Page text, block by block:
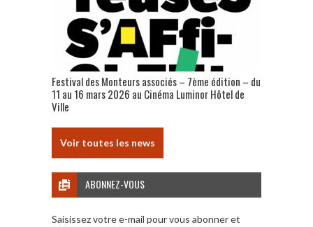
Festival des Monteurs associés – 7ème édition – du
11 au 16 mars 2026 au Cinéma Luminor Hôtel de
Ville
Voir toutes les news
ABONNEZ-VOUS
Saisissez votre e-mail pour vous abonner et